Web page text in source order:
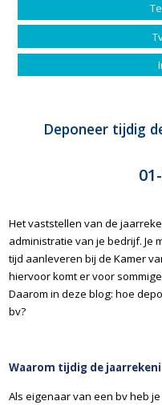
Deponeer tijdig
Het vaststellen van de
administratie van je bedrijf. Je
tijd aanleveren bij de Kamer
hiervoor komt er voor
Daarom in deze blog: hoe
bv?
Waarom tijdig de
Als eigenaar van een bv heb